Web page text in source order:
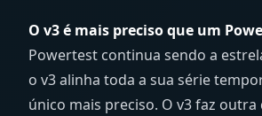
O v3 é mais preciso que um
Powertest continua sendo a
o v3 alinha toda a sua série
único mais preciso. O v3 faz outra